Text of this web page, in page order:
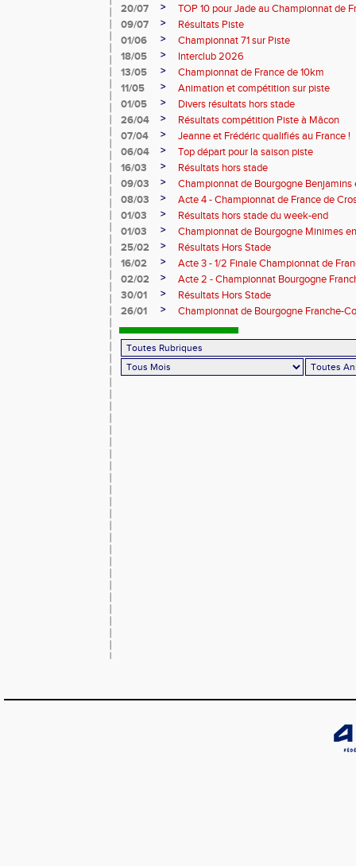
20/07 >
TOP 10 pour Jade au Championnat de
09/07
>
Résultats Piste
01/06
>
Championnat 71 sur Piste
18/05
>
Interclub 2026
13/05
>
Championnat de France de 10km
11/05
>
Animation et compétition sur piste
01/05
>
Divers résultats hors stade
26/04
>
Résultats compétition Piste à Mâcon
07/04
>
Jeanne et Frédéric qualifiés au France !
06/04
>
Top départ pour la saison piste
16/03
>
Résultats hors stade
09/03
>
Championnat de Bourgogne Benjamins
08/03
>
Acte 4 - Championnat de France de
01/03
>
Résultats hors stade du week-end
01/03
>
Championnat de Bourgogne Minimes
25/02
>
Résultats Hors Stade
16/02
>
Acte 3 - 1/2 Finale Championnat de
02/02
>
Acte 2 - Championnat Bourgogne
30/01
>
Résultats Hors Stade
26/01
> Championnat de Bourgogne Franche-